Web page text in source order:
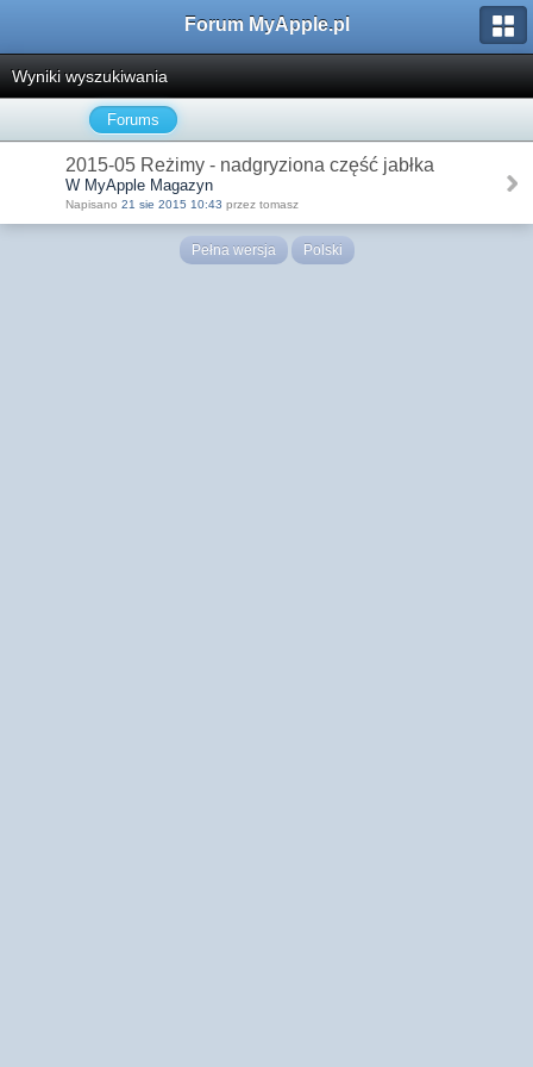
Forum MyApple.pl
Wyniki wyszukiwania
Forums
2015-05 Reżimy - nadgryziona część jabłka
W MyApple Magazyn
Napisano 21 sie 2015 10:43 przez tomasz
Pełna wersja Polski